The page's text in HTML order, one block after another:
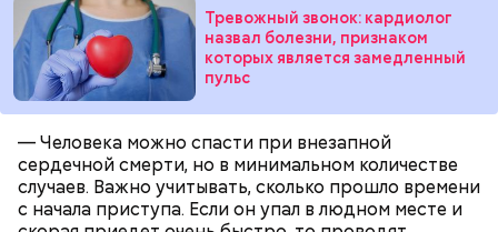
Тревожный звонок: кардиолог
назвал болезни, признаком
которых является замедленный
пульс
— Человека можно спасти при внезапной
сердечной смерти, но в минимальном количестве
случаев. Важно учитывать, сколько прошло времени
с начала приступа. Если он упал в людном месте и
После получения предельно допустимой дозы
радиации Макеева вывели из 30-километровой
зоны отчуждения, где он до 3 мая проверял на
Молитва Николаю чудотворцу